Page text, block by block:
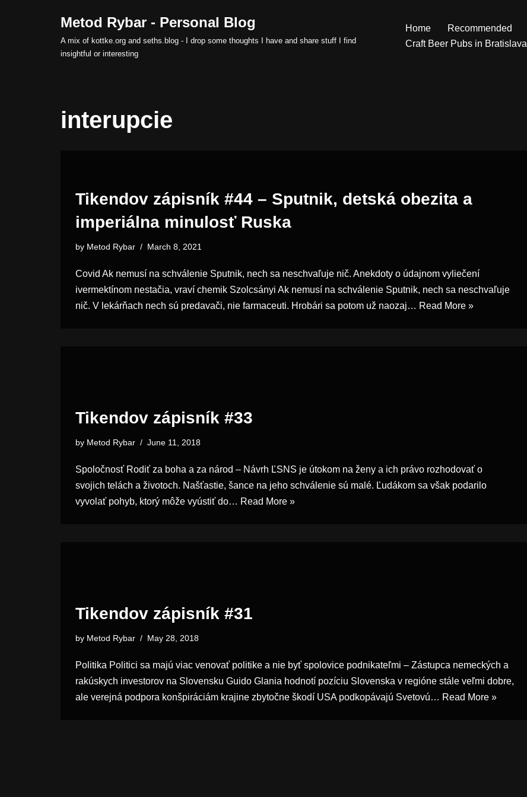
Metod Rybar - Personal Blog
A mix of kottke.org and seths.blog - I drop some thoughts I have and share stuff I find
insightful or interesting
Home Recommended
Craft Beer Pubs in Bratislava
interupcie
Tikendov zápisník #44 – Sputnik, detská obezita a
imperiálna minulosť Ruska
by Metod Rybar March 8, 2021
Covid Ak nemusí na schválenie Sputnik, nech sa neschvaľuje nič. Anekdoty o údajnom vyliečení
ivermektínom nestačia, vraví chemik Szolcsányi Ak nemusí na schválenie Sputnik, nech sa neschvaľuje
nič. V lekárňach nech sú predavači, nie farmaceuti. Hrobári sa potom už naozaj… Read More »
Tikendov zápisník #33
by Metod Rybar June 11, 2018
Spoločnosť Rodiť za boha a za národ – Návrh ĽSNS je útokom na ženy a ich právo rozhodovať o
svojich telách a životoch. Našťastie, šance na jeho schválenie sú malé. Ľudákom sa však podarilo
vyvolať pohyb, ktorý môže vyústiť do… Read More »
Tikendov zápisník #31
by Metod Rybar May 28, 2018
Politika Politici sa majú viac venovať politike a nie byť spolovice podnikateľmi – Zástupca nemeckých a
rakúskych investorov na Slovensku Guido Glania hodnotí pozíciu Slovenska v regióne stále veľmi dobre,
ale verejná podpora konšpiráciám krajine zbytočne škodí USA podkopávajú Svetovú… Read More »